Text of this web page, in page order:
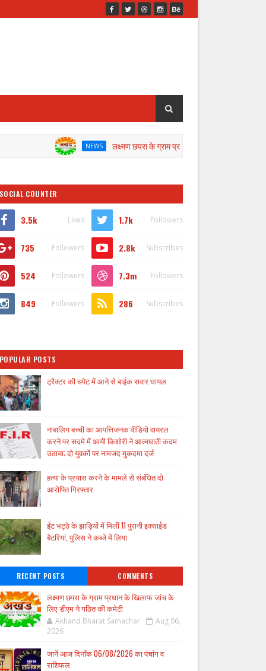
NEWS लक्ष्मण छपरा के ग्राम प्रधान के खिलाफ जांच के लिए डीएम ने गठित
SOCIAL COUNTER
3.5k Likes 1.7k Followers
735 Followers 2.8k Subscribes
524 Followers 7.3m Followers
849 Followers 286 Subscribes
POPULAR POSTS
ट्रैक्टर की चपेट में आने से बाईक सवार घायल
नाबालिग बच्ची का आपत्तिजनक वीडियो वायरल
करने पर सदमे में आयी किशोरी ने आत्मघाती कदम
उठाया; दो युवकों पर नामजद मुकदमा दर्ज
हत्या के प्रयास करने के मामले से संबंधित दो
आरोपित गिरफ्तार
ईंट भट्ठे के झाड़ियों में मिलीं 11 पुरानी इक्साईड
बैटरियां, पुलिस ने कब्जे में लिया
RECENT POSTS COMMENTS
लक्ष्मण छपरा के ग्राम प्रधान के खिलाफ जांच के
लिए डीएम ने गठित की कमेटी
Akhand Bharat Samachar
Aug 06,
2026
जानें आज दिनाँक 06/08/2026 का पंचांग व
राशिफल